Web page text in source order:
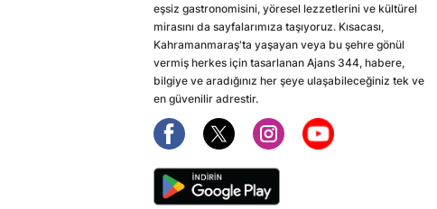
eşsiz gastronomisini, yöresel lezzetlerini ve kültürel
mirasını da sayfalarımıza taşıyoruz. Kısacası,
Kahramanmaraş'ta yaşayan veya bu şehre gönül
vermiş herkes için tasarlanan Ajans 344, habere,
bilgiye ve aradığınız her şeye ulaşabileceğiniz tek ve
en güvenilir adrestir.